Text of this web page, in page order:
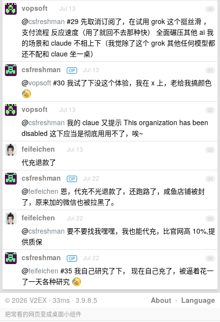
30
vopsoft Jul 13
@csfreshman #29 先取消订阅了，在试用 grok 这个挺丝滑 ，
支付流程 反应速度（用了就回不去那种快） 全面碾压其他 ai 我
的场景和 claude 不相上下（我觉除了这个 grok 其他任何模型都
还不配和 claue 坐一桌）
31
csfreshman OP Jul 13
@vopsoft #30 我试了下没这个体验，我在 x 上，老给我搞颜色
32
vopsoft Jul 13
@csfreshman 我的 claue 又提示 This organization has been
disabled 这下应当是彻底用用不了，唉~
33
feifeichen Jul 13
代充退款了
34
csfreshman OP Jul 22
@feifeichen 恩，代充不光退款了，还跑路了，咸鱼店铺被封
了，原来加的微信也被拉黑了。
35
feifeichen Jul 22
@csfreshman 要不要找我嘿嘿，我也能代充，比官网高 10%,提
供质保
36
csfreshman OP Jul 22
@feifeichen #35 我自己研究了下， 现在自己充了，被逼着花一
了一天各种研究
About · Language
© 2026 V2EX · 33ms · 3.9.8.5
把常看的网页变成桌面小组件